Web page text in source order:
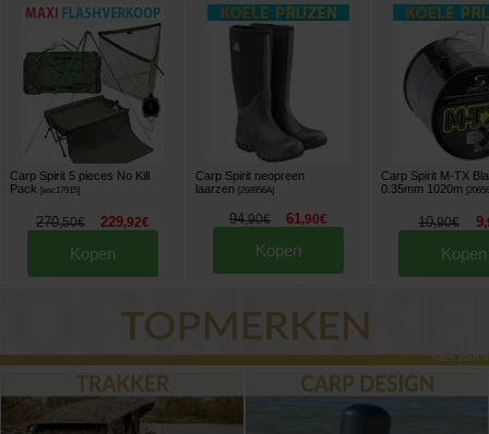
Carp Spirit 5 pieces No Kill
Pack [esc17915]
270,50€ 229,92€
Kopen
Carp Spirit neopreen
laarzen [268956A]
94,90€ 61 ,90€
Kopen
Carp Spirit M-TX
0.35mm 1020m [
10,90€ 9,
Kopen
Alles zien »